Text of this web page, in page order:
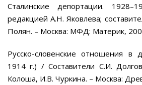
Сталинские депортации.
редакцией А.Н. Яковлева;
Полян. – Москва: МФД: Материк,
Русско-словенские отношения в
1914 г.) / Составители С.И.
Колоша, И.В. Чуркина. – Москва: